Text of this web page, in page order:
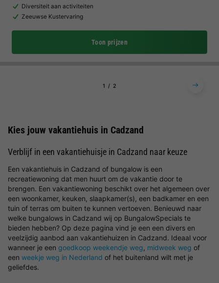
Diversiteit aan activiteiten
Zeeuwse Kustervaring
Toon prijzen
1 2
Kies jouw vakantiehuis in Cadzand
Verblijf in een vakantiehuisje in Cadzand naar keuze
Een vakantiehuis in Cadzand of bungalow is een
recreatiewoning dat men huurt om de vakantie door te
brengen. Een vakantiewoning beschikt over het algemeen over
een woonkamer, keuken, slaapkamer(s), een badkamer en een
tuin of terras om buiten te kunnen vertoeven. Benieuwd naar
welke bungalows in Cadzand wij op BungalowSpecials te
bieden hebben? Op deze pagina vind je een een divers en
veelzijdig aanbod aan vakantiehuizen in Cadzand. Ideaal voor
wanneer je een goedkoop weekendje weg, midweek weg of
een weekje weg in Nederland of het buitenland wilt met je
geliefdes.